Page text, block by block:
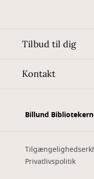
Tilbud til dig
Kontakt
Billund
Privatlivspolitik